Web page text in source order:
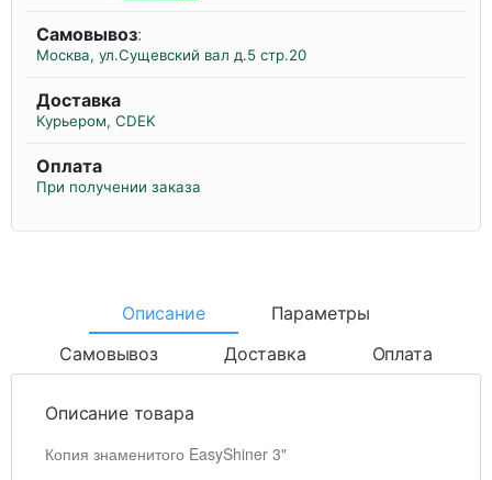
Самовывоз:
Москва, ул.Сущевский вал д.5 стр.20
Доставка
Курьером, CDEK
Оплата
При получении заказа
Описание
Параметры
Самовывоз
Доставка Оплата
Описание товара
Копия знаменитого EasyShiner 3"